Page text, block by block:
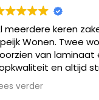
meerdere keren
Wonen. Twee
van laminaat
en altijd
vrienden via
zeer
verder